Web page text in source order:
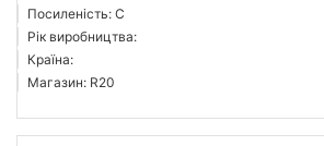
Посиленість: C
Рік виробництва:
Країна:
Магазин: R20